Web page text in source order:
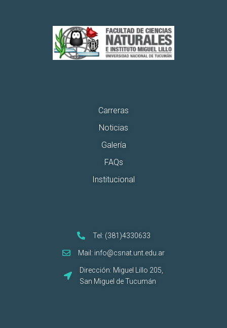
Carreras
Noticias
Galería
FAQs
Institucional
Tel: (381)4330633
Mail: info@csnat.unt.edu.ar
Dirección: Miguel Lillo 205,
San Miguel de Tucumán